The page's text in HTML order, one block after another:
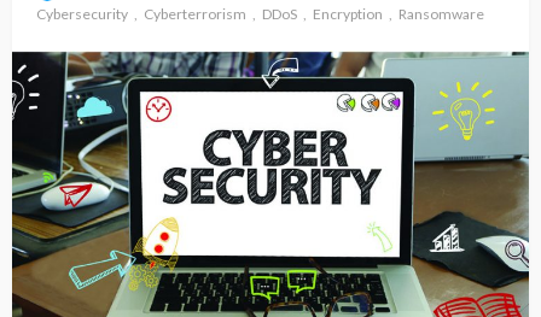
Cybersecurity
Cyberterrorism DDoS Encryption Ransomware